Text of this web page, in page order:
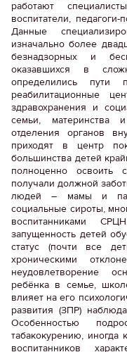
работают
воспитатели,
Данные
изначально более
безнадзорных и
оказавшихся в
определились пути
реабилитационные
здравохранения и
семьи, материнства
отделения органов
приходят в центр
большинства детей
полноценно освоить
получали должной
людей – мамы и
социальные сироты,
воспитанниками
запущенность детей
статус (почти все
хроническими
неудовлетворение
ребёнка в семье,
влияет на его
развития (ЗПР)
Особенностью
табакокурению, иногда
воспитанников